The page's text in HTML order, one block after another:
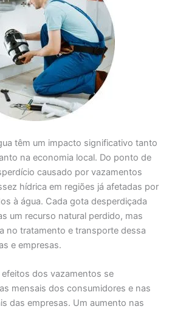
têm um impacto significativo tanto
na economia local. Do ponto de
causado por vazamentos
hídrica em regiões já afetadas por
à água. Cada gota desperdiçada
um recurso natural perdido, mas
no tratamento e transporte dessa
e empresas.
dos vazamentos se
mensais dos consumidores e nas
das empresas. Um aumento nas